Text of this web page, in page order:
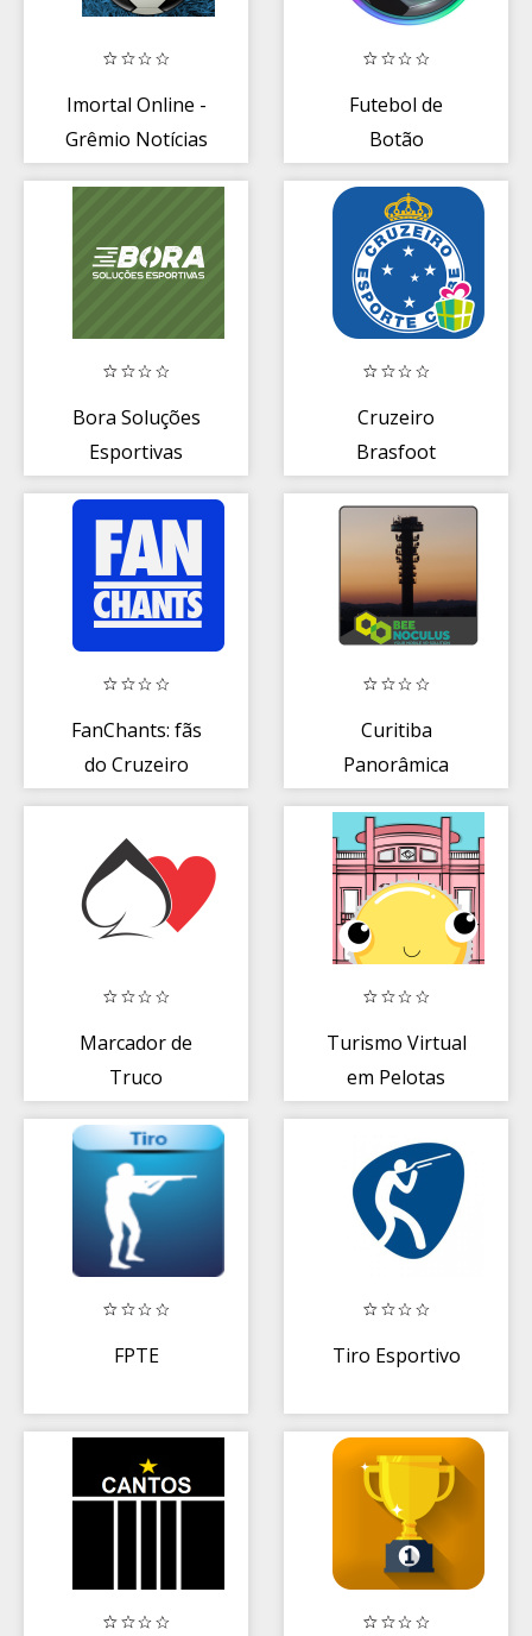
Imortal Online -
Grêmio Notícias
Futebol de
Botão
Bora Soluções
Esportivas
Cruzeiro
Brasfoot
FanChants: fãs
do Cruzeiro
Curitiba
Panorâmica
Marcador de
Truco
Turismo Virtual
em Pelotas
FPTE Tiro Esportivo